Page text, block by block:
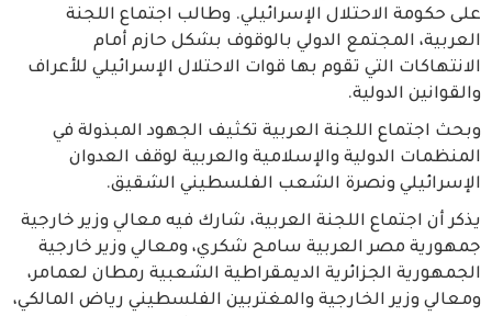
على حكومة الاحتلال الإسرائيلي. وطالب اجتماع اللجنة
العربية، المجتمع الدولي بالوقوف بشكل حازم أمام
الانتهاكات التي تقوم بها قوات الاحتلال الإسرائيلي للأعراف
والقوانين الدولية.
وبحث اجتماع اللجنة العربية تكثيف الجهود المبذولة في
المنظمات الدولية والإسلامية والعربية لوقف العدوان
الإسرائيلي ونصرة الشعب الفلسطيني الشقيق.
يذكر أن اجتماع اللجنة العربية، شارك فيه معالي وزير خارجية
جمهورية مصر العربية سامح شكري، ومعالي وزير خارجية
الجمهورية الجزائرية الديمقراطية الشعبية رمطان لعمامر،
ومعالي وزير الخارجية والمغتربين الفلسطيني رياض المالكي،